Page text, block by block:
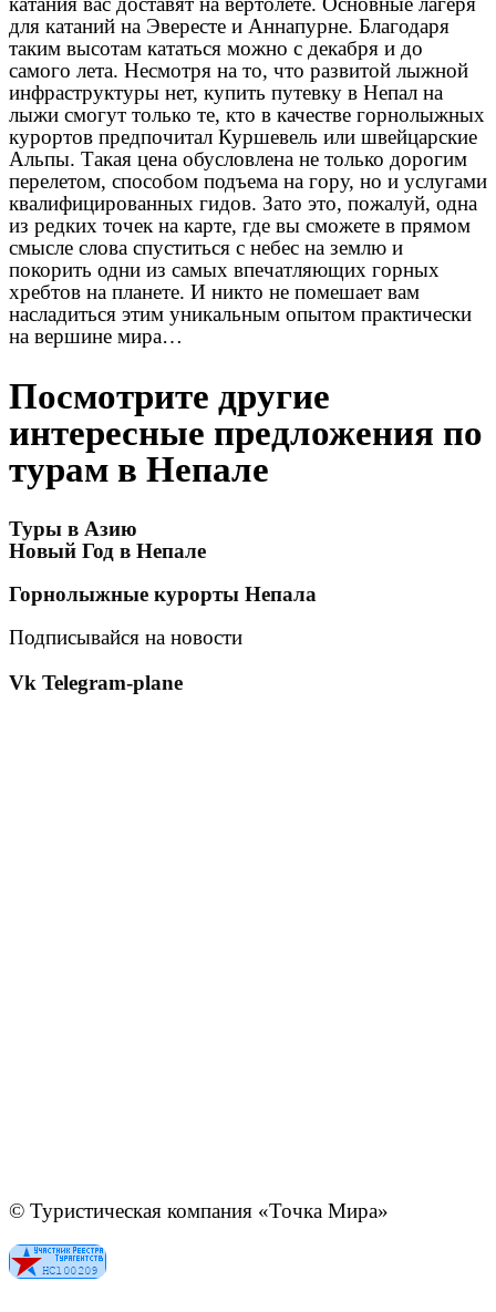
для катаний на Эвересте и Аннапурне. Благодаря
таким высотам кататься можно с декабря и до
самого лета. Несмотря на то, что развитой лыжной
инфраструктуры нет, купить путевку в Непал на
лыжи смогут только те, кто в качестве горнолыжных
курортов предпочитал Куршевель или швейцарские
Альпы. Такая цена обусловлена не только дорогим
перелетом, способом подъема на гору, но и услугами
квалифицированных гидов. Зато это, пожалуй, одна
из редких точек на карте, где вы сможете в прямом
смысле слова спуститься с небес на землю и
покорить одни из самых впечатляющих горных
хребтов на планете. И никто не помешает вам
насладиться этим уникальным опытом практически
на вершине мира…
Посмотрите другие
интересные предложения по
турам в Непале
Туры в Азию
Новый Год в Непале
Горнолыжные курорты Непала
Подписывайся на новости
Vk Telegram-plane
© Туристическая компания «Точка Мира»